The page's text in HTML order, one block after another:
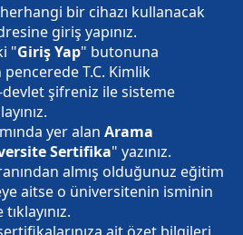
bir cihazı kullanacak
giriş yapınız.
"Giriş Yap" butonuna
pencerede T.C. Kimlik
devlet şifreniz ile sisteme
yer alan Arama
Sertifika" yazınız.
almış olduğunuz eğitim
aitse o üniversitenin isminin